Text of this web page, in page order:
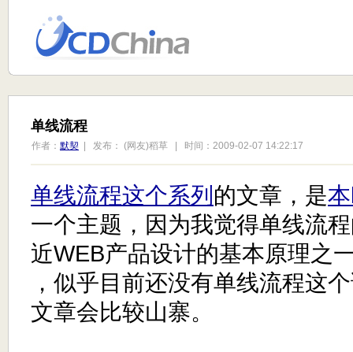
单线流程
作者： 默契 | 发布： (网友)稻草 | 时间：2009-02-07 14:22:17
单线流程这个系列 的文章，是
一个主题，因为我觉得单线流
近WEB产品设计的基本原理之
，似乎目前还没有单线流程这
文章会比较山寨。